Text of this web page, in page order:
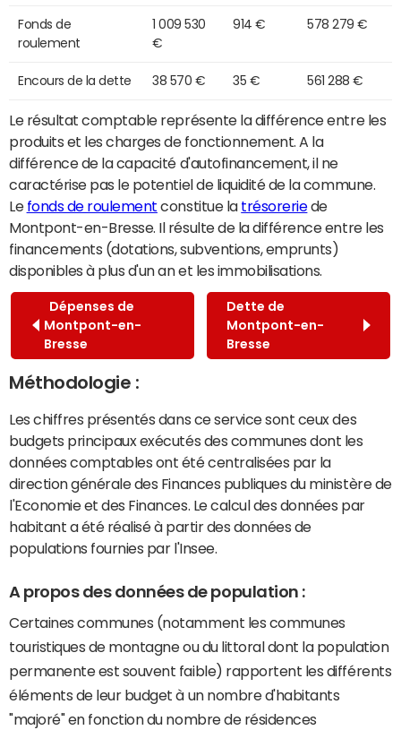
Fonds de
roulement
1 009 530
€
914 € 578 279 €
Encours de la dette 38 570 € 35 € 561 288 €
Le résultat comptable représente la différence entre les
produits et les charges de fonctionnement. A la
différence de la capacité d'autofinancement, il ne
caractérise pas le potentiel de liquidité de la commune.
Le fonds de roulement constitue la trésoreriede
Montpont-en-Bresse. Il résulte de la différence entre les
financements (dotations, subventions, emprunts)
disponibles à plus d'un an et les immobilisations.
Dépenses de
Montpont-en-
Bresse
Dette de
Montpont-en-
Bresse
Méthodologie :
Les chiffres présentés dans ce service sont ceux des
budgets principaux exécutés des communes dont les
données comptables ont été centralisées par la
direction générale des Finances publiques du ministère de
l'Economie et des Finances. Le calcul des données par
habitant a été réalisé à partir des données de
populations fournies par l'Insee.
A propos des données de population :
Certaines communes (notamment les communes
touristiques de montagne ou du littoral dont la population
permanente est souvent faible) rapportent les différents
éléments de leur budget à un nombre d'habitants
"majoré" en fonction du nombre de résidences